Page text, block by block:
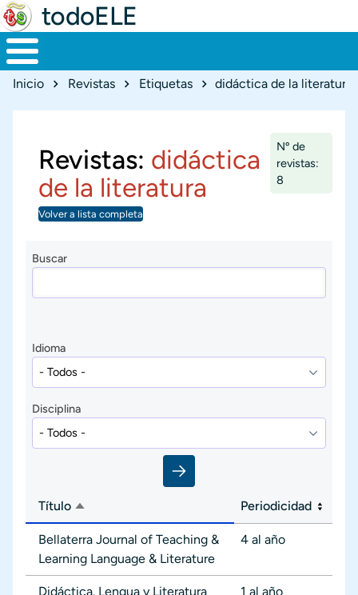
todoELE
Ruta de navegación
Inicio Revistas Etiquetas didáctica de la literatura
Revistas: didáctica
de la literatura
Nº de
revistas:
8
Volver a lista completa
Buscar
Idioma
Disciplina
Título Ordenar descendente Periodicidad
Bellaterra Journal of Teaching &
Learning Language & Literature
4 al año
Didáctica. Lengua y Literatura 1 al año